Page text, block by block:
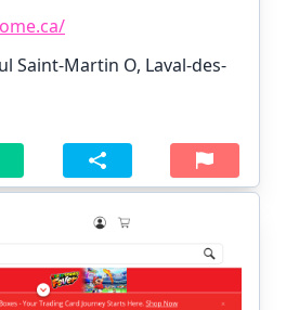
Saint-Martin O, Laval-des-